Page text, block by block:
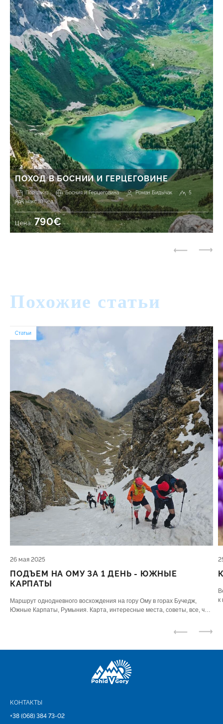
ПОХОД В БОСНИИ И ГЕРЦЕГОВИНЕ
Под заказ Босния и Герцеговина Роман Бидычак
5
макс 10 чел.
Цена:790€
Похожие статьи
Статьи
26 мая 2025
ПОДЪЕМ НА ОМУ ЗА 1 ДЕНЬ - ЮЖНЫЕ
КАРПАТЫ
Маршрут однодневного восхождения на гору Ому в горах Бучедж,
Южные Карпаты, Румыния. Карта, интересные места, советы, все, что
к
КОНТАКТЫ
+38 (068) 384 73-02